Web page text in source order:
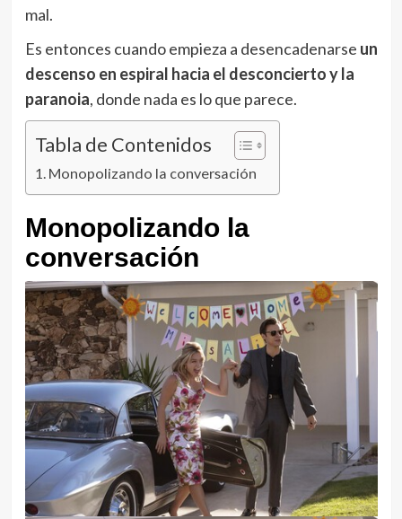
mal.
Es entonces cuando empieza a desencadenarse un
descenso en espiral hacia el desconcierto y la
paranoia, donde nada es lo que parece.
Tabla de Contenidos
Monopolizando la conversación
Monopolizando la
conversación